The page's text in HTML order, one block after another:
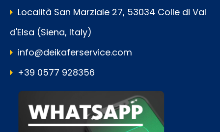
Località San Marziale 27, 53034 Colle di Val
d'Elsa (Siena, Italy)
info@deikaferservice.com
+39 0577 928356